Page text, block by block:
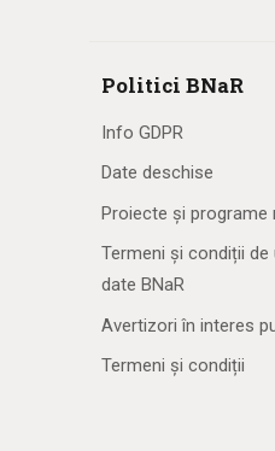
Politici BNaR
Info GDPR
Date deschise
Proiecte și programe
Termeni și condiții
date BNaR
Avertizori în interes
Termeni și condiții